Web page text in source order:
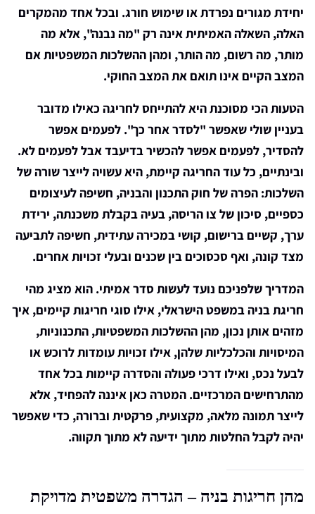
יחידת מגורים נפרדת או שימוש חורג. ובכל אחד מהמקרים
האלה, השאלה האמיתית אינה רק "מה נבנה", אלא מה
מותר, מה רשום, מה הותר, ומהן ההשלכות המשפטיות אם
המצב הקיים אינו תואם את המצב החוקי.
הטעות הכי מסוכנת היא להתייחס לחריגה כאילו מדובר
בעניין שולי שאפשר "לסדר אחר כך". לפעמים אפשר
להסדיר, לפעמים אפשר להכשיר בדיעבד אבל לפעמים לא.
ובינתיים, כל עוד החריגה קיימת, היא עשויה לייצר שורה של
השלכות: הפרה של חוק התכנון והבניה, חשיפה לעיצומים
כספיים, סיכון של צו הריסה, בעיה בקבלת משכנתה, ירידת
ערך, קשיים ברישום, קושי במכירה עתידית, חשיפה לתביעה
מצד קונה, ואף סכסוכים בין שכנים ובעלי זכויות אחרים.
המדריך שלפניכם נועד לעשות סדר אמיתי. הוא מציג מהי
חריגת בניה במשפט הישראלי, אילו סוגי חריגות קיימים, איך
מזהים אותן נכון, מהן ההשלכות המשפטיות, התכנוניות,
המיסויות והכלכליות שלהן, אילו זכויות עומדות לרוכש או
לבעל נכס, ואילו דרכי פעולה והסדרה קיימות בכל אחד
מהתרחישים המרכזיים. המטרה כאן איננה להפחיד, אלא
לייצר תמונה מלאה, מקצועית, פרקטית וברורה, כדי שאפשר
יהיה לקבל החלטות מתוך ידיעה לא מתוך תקווה.
מהן חריגות בניה – הגדרה משפטית מדויקת